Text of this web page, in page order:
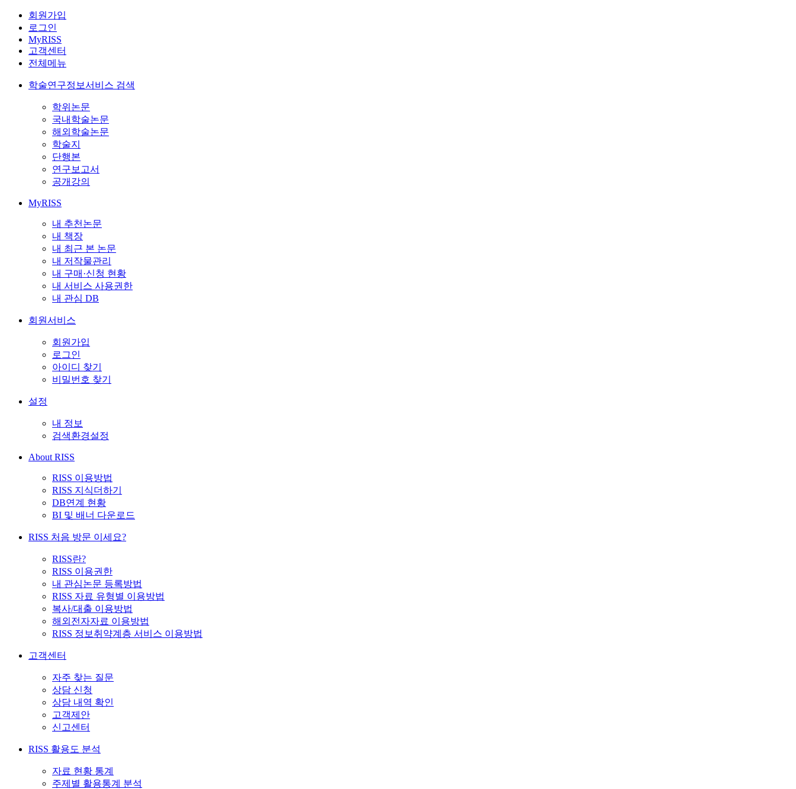
회원가입
로그인
MyRISS
고객센터
전체메뉴
학술연구정보서비스 검색
학위논문
국내학술논문
해외학술논문
학술지
단행본
연구보고서
공개강의
MyRISS
내 추천논문
내 책장
내 최근 본 논문
내 저작물관리
내 구매·신청 현황
내 서비스 사용권한
내 관심 DB
회원서비스
회원가입
로그인
아이디 찾기
비밀번호 찾기
설정
내 정보
검색환경설정
About RISS
RISS 이용방법
RISS 지식더하기
DB연계 현황
BI 및 배너 다운로드
RISS 처음 방문 이세요?
RISS란?
RISS 이용권한
내 관심논문 등록방법
RISS 자료 유형별 이용방법
복사/대출 이용방법
해외전자자료 이용방법
RISS 정보취약계층 서비스 이용방법
고객센터
자주 찾는 질문
상담 신청
상담 내역 확인
고객제안
신고센터
RISS 활용도 분석
자료 현황 통계
주제별 활용통계 분석